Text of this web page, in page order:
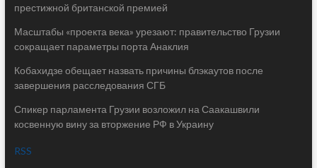
престижной британской премией
Масштабы «проекта века» урезают: правительство Грузии
сокращает параметры порта Анаклия
Кобахидзе обещает назвать причины блэкаутов после
завершения расследования СГБ
Спикер парламента Грузии возложил на Саакашвили
косвенную вину за вторжение РФ в Украину
RSS